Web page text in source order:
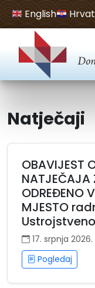
Open toolbar
English
Natječaji
OBAVIJEST
NATJEČAJA
ODREĐENO
MJESTO
17. srpnja 2026.
Pogledaj